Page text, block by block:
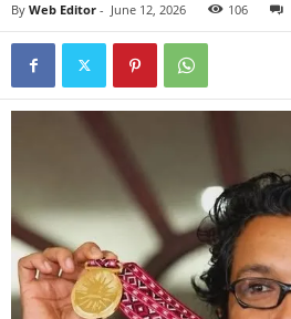
By Web Editor - June 12, 2026 106